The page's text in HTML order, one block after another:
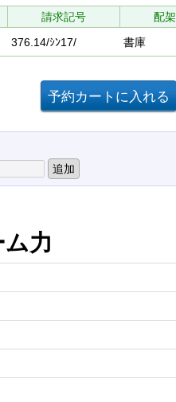
請求記号 配
376.14/ｼﾝ17/ 書庫
力